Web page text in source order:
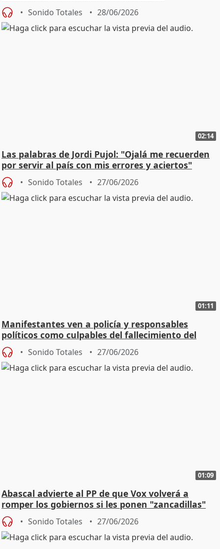
Sonido Totales 28/06/2026
02:14
Las palabras de Jordi Pujol: "Ojalá me recuerden
por servir al país con mis errores y aciertos"
Sonido Totales 27/06/2026
01:11
Manifestantes ven a policía y responsables
políticos como culpables del fallecimiento del
joven
Sonido Totales 27/06/2026
01:09
Abascal advierte al PP de que Vox volverá a
romper los gobiernos si les ponen "zancadillas"
Sonido Totales 27/06/2026